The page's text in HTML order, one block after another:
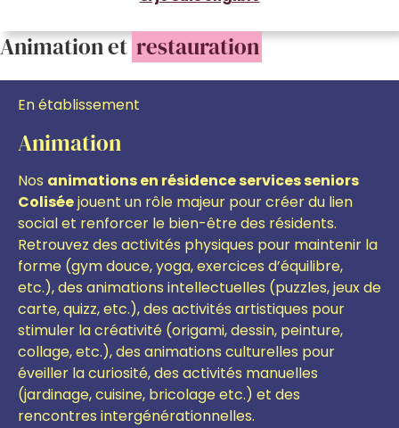
Animation etrestauration
En établissement
Animation
Nos animations en résidence services seniors
Coliséejouent un rôle majeur pour créer du lien
social et renforcer le bien-être des résidents.
Retrouvez des activités physiques pour maintenir la
forme (gym douce, yoga, exercices d’équilibre,
etc.), des animations intellectuelles (puzzles, jeux de
carte, quizz, etc.), des activités artistiques pour
stimuler la créativité (origami, dessin, peinture,
collage, etc.), des animations culturelles pour
éveiller la curiosité, des activités manuelles
(jardinage, cuisine, bricolage etc.) et des
rencontres intergénérationnelles.